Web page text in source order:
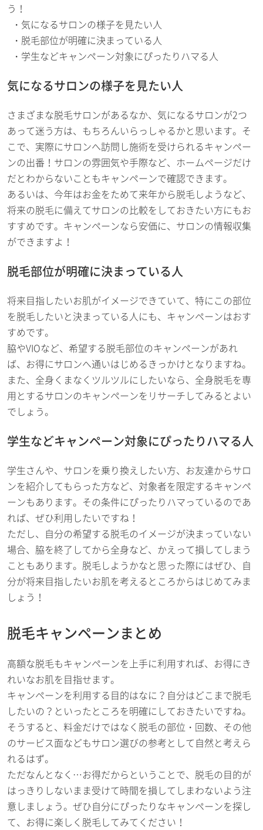
う！
気になるサロンの様子を見たい人
脱毛部位が明確に決まっている人
学生などキャンペーン対象にぴったりハマる人
気になるサロンの様子を見たい人
さまざまな脱毛サロンがあるなか、気になるサロンが2つ
あって迷う方は、もちろんいらっしゃるかと思います。そ
こで、実際にサロンへ訪問し施術を受けられるキャンペー
ンの出番！サロンの雰囲気や手際など、ホームページだけ
だとわからないこともキャンペーンで確認できます。
あるいは、今年はお金をためて来年から脱毛しようなど、
将来の脱毛に備えてサロンの比較をしておきたい方にもお
すすめです。キャンペーンなら安価に、サロンの情報収集
ができますよ！
脱毛部位が明確に決まっている人
将来目指したいお肌がイメージできていて、特にこの部位
を脱毛したいと決まっている人にも、キャンペーンはおす
すめです。
脇やVIOなど、希望する脱毛部位のキャンペーンがあれ
ば、お得にサロンへ通いはじめるきっかけとなりますね。
また、全身くまなくツルツルにしたいなら、全身脱毛を専
用とするサロンのキャンペーンをリサーチしてみるとよい
でしょう。
学生などキャンペーン対象にぴったりハマる人
学生さんや、サロンを乗り換えしたい方、お友達からサロ
ンを紹介してもらった方など、対象者を限定するキャンペ
ーンもあります。その条件にぴったりハマっているのであ
れば、ぜひ利用したいですね！
ただし、自分の希望する脱毛のイメージが決まっていない
場合、脇を終了してから全身など、かえって損してしまう
こともあります。脱毛しようかなと思った際にはぜひ、自
分が将来目指したいお肌を考えるところからはじめてみま
しょう！
脱毛キャンペーンまとめ
高額な脱毛もキャンペーンを上手に利用すれば、お得にき
れいなお肌を目指せます。
キャンペーンを利用する目的はなに？自分はどこまで脱毛
したいの？といったところを明確にしておきたいですね。
そうすると、料金だけではなく脱毛の部位・回数、その他
のサービス面などもサロン選びの参考として自然と考えら
れるはず。
ただなんとなく…お得だからということで、脱毛の目的が
はっきりしないまま受けて時間を損してしまわないよう注
意しましょう。ぜひ自分にぴったりなキャンペーンを探し
て、お得に楽しく脱毛してみてください！